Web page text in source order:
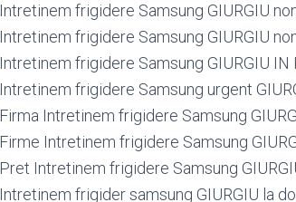
Intretinem frigidere Samsung GIURGIU
Intretinem frigidere Samsung GIURGIU
Intretinem frigidere Samsung GIURGIU IN
Intretinem frigidere Samsung urgent
Firma Intretinem frigidere Samsung
Firme Intretinem frigidere Samsung
Pret Intretinem frigidere Samsung
Intretinem frigider samsung GIURGIU la